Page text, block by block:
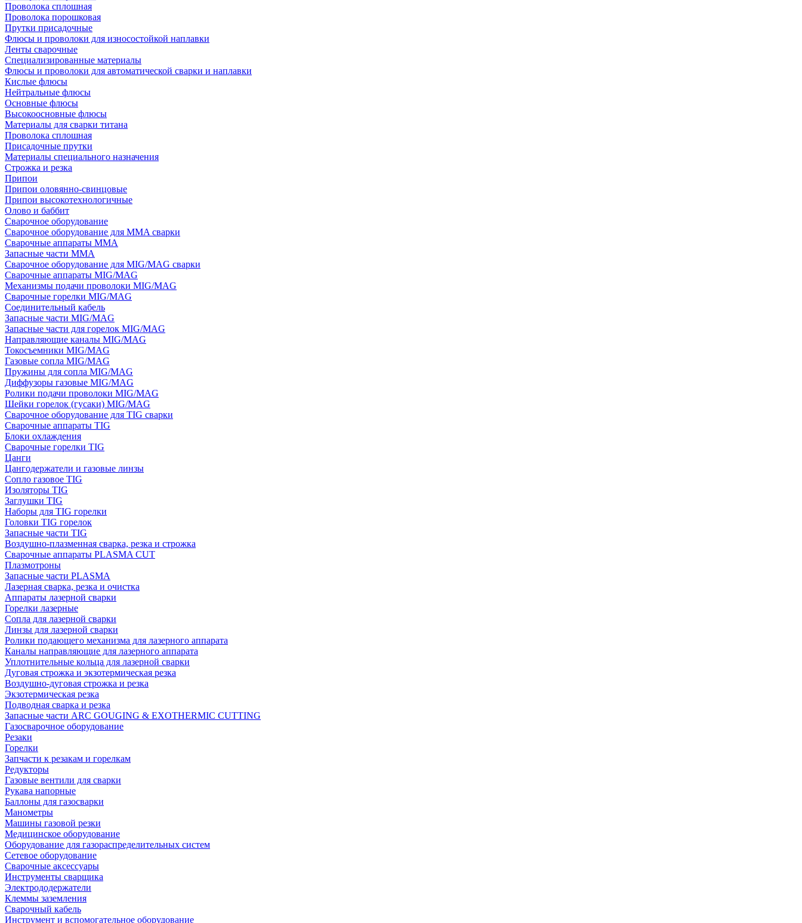
Проволока сплошная
Проволока порошковая
Прутки присадочные
Флюсы и проволоки для износостойкой наплавки
Ленты сварочные
Специализированные материалы
Флюсы и проволоки для автоматической сварки и наплавки
Кислые флюсы
Нейтральные флюсы
Основные флюсы
Высокоосновные флюсы
Материалы для сварки титана
Проволока сплошная
Присадочные прутки
Материалы специального назначения
Строжка и резка
Припои
Припои оловянно-свинцовые
Припои высокотехнологичные
Олово и баббит
Сварочное оборудование
Сварочное оборудование для MMA сварки
Сварочные аппараты MMA
Запасные части MMA
Сварочное оборудование для MIG/MAG сварки
Сварочные аппараты MIG/MAG
Механизмы подачи проволоки MIG/MAG
Сварочные горелки MIG/MAG
Соединительный кабель
Запасные части MIG/MAG
Запасные части для горелок MIG/MAG
Направляющие каналы MIG/MAG
Токосъемники MIG/MAG
Газовые сопла MIG/MAG
Пружины для сопла MIG/MAG
Диффузоры газовые MIG/MAG
Ролики подачи проволоки MIG/MAG
Шейки горелок (гусаки) MIG/MAG
Сварочное оборудование для TIG сварки
Сварочные аппараты TIG
Блоки охлаждения
Сварочные горелки TIG
Цанги
Цангодержатели и газовые линзы
Сопло газовое TIG
Изоляторы TIG
Заглушки TIG
Наборы для TIG горелки
Головки TIG горелок
Запасные части TIG
Воздушно-плазменная сварка, резка и строжка
Сварочные аппараты PLASMA CUT
Плазмотроны
Запасные части PLASMA
Лазерная сварка, резка и очистка
Аппараты лазерной сварки
Горелки лазерные
Сопла для лазерной сварки
Линзы для лазерной сварки
Ролики подающего механизма для лазерного аппарата
Каналы направляющие для лазерного аппарата
Уплотнительные кольца для лазерной сварки
Дуговая строжка и экзотермическая резка
Воздушно-дуговая строжка и резка
Экзотермическая резка
Подводная сварка и резка
Запасные части ARC GOUGING & EXOTHERMIC CUTTING
Газосварочное оборудование
Резаки
Горелки
Запчасти к резакам и горелкам
Редукторы
Газовые вентили для сварки
Рукава напорные
Баллоны для газосварки
Манометры
Машины газовой резки
Медицинское оборудование
Оборудование для газораспределительных систем
Сетевое оборудование
Сварочные аксессуары
Инструменты сварщика
Электрододержатели
Клеммы заземления
Сварочный кабель
Инструмент и вспомогательное оборудование